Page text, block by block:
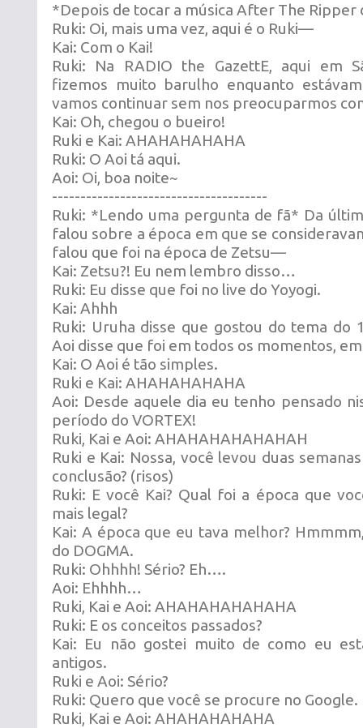
*Depois de tocar a música After The Ripper
Ruki: Oi, mais uma vez, aqui é o Ruki—
Kai: Com o Kai!
Ruki: Na RADIO the GazettE, aqui em
fizemos muito barulho enquanto
vamos continuar sem nos preocuparmos
Kai: Oh, chegou o bueiro!
Ruki e Kai: AHAHAHAHAHA
Ruki: O Aoi tá aqui.
Aoi: Oi, boa noite~
--------------------------------------
Ruki: *Lendo uma pergunta de fã* Da
falou sobre a época em que se
falou que foi na época de Zetsu—
Kai: Zetsu?! Eu nem lembro disso…
Ruki: Eu disse que foi no live do Yoyogi.
Kai: Ahhh
Ruki: Uruha disse que gostou do tema do
Aoi disse que foi em todos os momentos,
Kai: O Aoi é tão simples.
Ruki e Kai: AHAHAHAHAHA
Aoi: Desde aquele dia eu tenho pensado
período do VORTEX!
Ruki, Kai e Aoi: AHAHAHAHAHAHAH
Ruki e Kai: Nossa, você levou duas
conclusão? (risos)
Ruki: E você Kai? Qual foi a época que
mais legal?
Kai: A época que eu tava melhor?
do DOGMA.
Ruki: Ohhhh! Sério? Eh….
Aoi: Ehhhh…
Ruki, Kai e Aoi: AHAHAHAHAHAHA
Ruki: E os conceitos passados?
Kai: Eu não gostei muito de como eu
antigos.
Ruki e Aoi: Sério?
Ruki: Quero que você se procure no Google.
Ruki, Kai e Aoi: AHAHAHAHAHA